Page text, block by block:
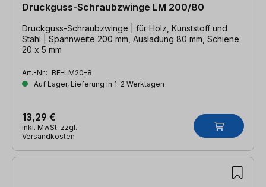
Druckguss-Schraubzwinge LM 200/80
Druckguss-Schraubzwinge | für Holz, Kunststoff und
Stahl | Spannweite 200 mm, Ausladung 80 mm, Schiene
20 x 5 mm
Art.-Nr.: BE-LM20-8
Auf Lager, Lieferung in 1-2 Werktagen
13,29 €
inkl. MwSt. zzgl.
Versandkosten